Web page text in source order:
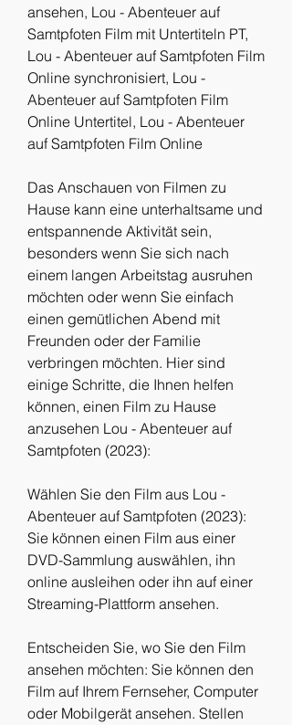
ansehen, Lou - Abenteuer auf
Samtpfoten Film mit Untertiteln PT,
Lou - Abenteuer auf Samtpfoten Film
Online synchronisiert, Lou -
Abenteuer auf Samtpfoten Film
Online Untertitel, Lou - Abenteuer
auf Samtpfoten Film Online
Das Anschauen von Filmen zu
Hause kann eine unterhaltsame und
entspannende Aktivität sein,
besonders wenn Sie sich nach
einem langen Arbeitstag ausruhen
möchten oder wenn Sie einfach
einen gemütlichen Abend mit
Freunden oder der Familie
verbringen möchten. Hier sind
einige Schritte, die Ihnen helfen
können, einen Film zu Hause
anzusehen Lou - Abenteuer auf
Samtpfoten (2023):
Wählen Sie den Film aus Lou -
Abenteuer auf Samtpfoten (2023):
Sie können einen Film aus einer
DVD-Sammlung auswählen, ihn
online ausleihen oder ihn auf einer
Streaming-Plattform ansehen.
Entscheiden Sie, wo Sie den Film
ansehen möchten: Sie können den
Film auf Ihrem Fernseher, Computer
oder Mobilgerät ansehen. Stellen